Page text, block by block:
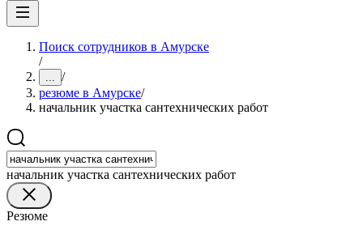
Поиск сотрудников в Амурске
/
... /
резюме в Амурске/
начальник участка сантехнических работ
начальник участка сантехнических работ
Резюме